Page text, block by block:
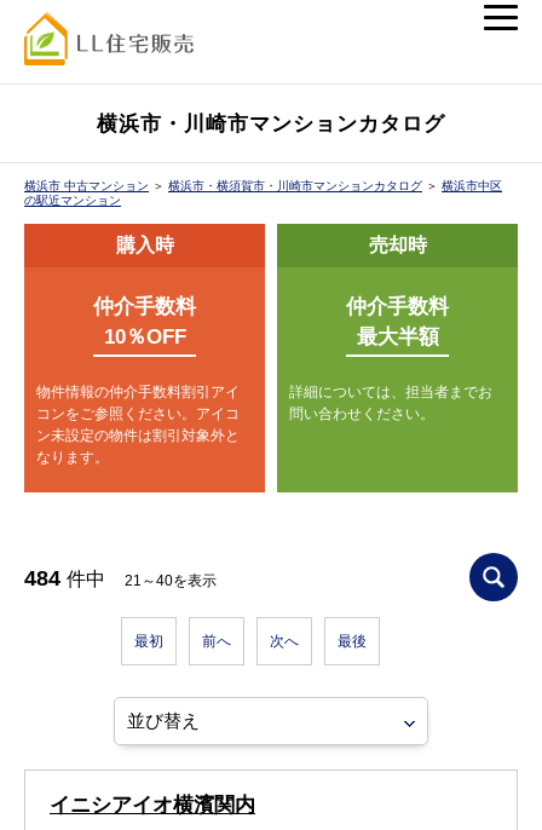
横浜市・川崎市マンションカタログ
横浜市 中古マンション ＞ 横浜市・横須賀市・川崎市マンションカタログ ＞ 横浜市中区
の駅近マンション
購入時
仲介手数料
10％OFF
物件情報の仲介手数料割引アイ
コンをご参照ください。 アイコ
ン未設定の物件は割引対象外と
なります。
売却時
仲介手数料
最大半額
詳細については、担当者までお
問い合わせください。
484 件中 21～40を表示
最初 前へ 次へ 最後
イニシアイオ横濱関内